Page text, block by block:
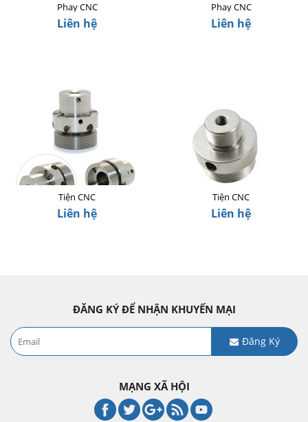
Phay CNC
Liên hệ
Phay CNC
Liên hệ
Tiện CNC
Liên hệ
Tiện CNC
Liên hệ
ĐĂNG KÝ ĐỂ NHẬN KHUYẾN MẠI
Đăng Ký
MẠNG XÃ HỘI